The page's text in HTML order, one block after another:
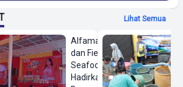
Lihat Semua
Alfamart
dan Fiesta
Seafood
Hadirkan